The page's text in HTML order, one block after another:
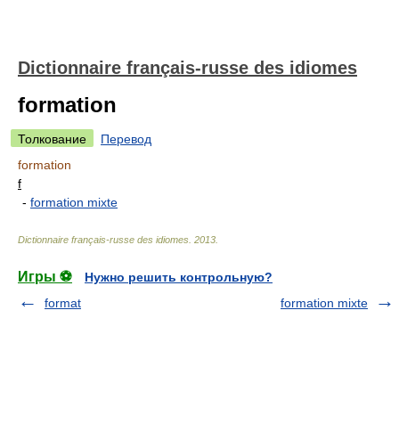
Dictionnaire français-russe des idiomes
formation
Толкование
Перевод
formation
f
- formation mixte
Dictionnaire français-russe des idiomes 2013
Игры ⚽
Нужно решить контрольную?
format
formation mixte